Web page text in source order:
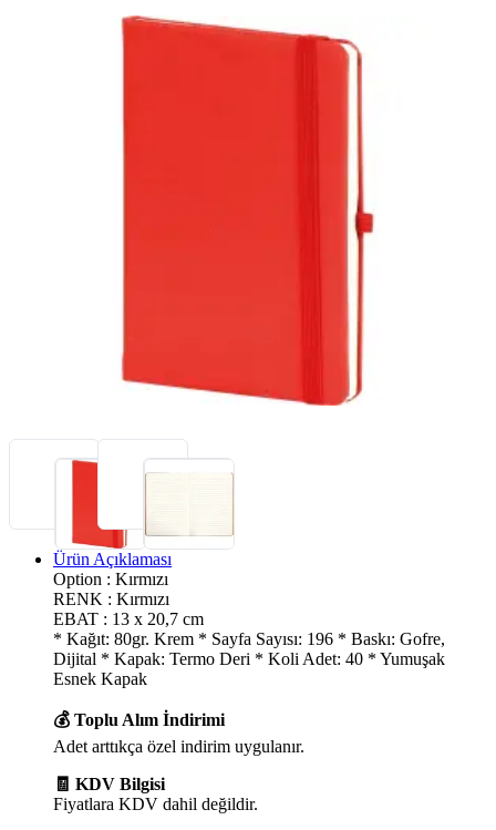
Ürün Açıklaması
Option : Kırmızı
RENK : Kırmızı
EBAT : 13 x 20,7 cm
* Kağıt: 80gr. Krem * Sayfa Sayısı: 196 * Baskı: Gofre,
Dijital * Kapak: Termo Deri * Koli Adet: 40 * Yumuşak
Esnek Kapak
💰 Toplu Alım İndirimi
Adet arttıkça özel indirim uygulanır.
🧾 KDV Bilgisi
Fiyatlara KDV dahil değildir.